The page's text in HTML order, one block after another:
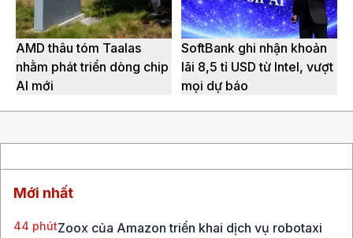
AMD thâu tóm Taalas
nhằm phát triển dòng chip
AI mới
SoftBank ghi nhận khoản
lãi 8,5 tỉ USD từ Intel, vượt
mọi dự báo
Mới nhất
44 phútZoox của Amazon triển khai dịch vụ robotaxi